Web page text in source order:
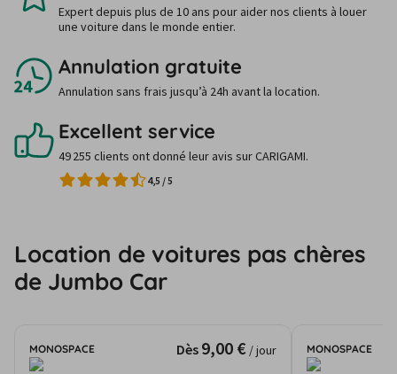
Expert depuis plus de 10 ans pour aider nos clients à louer
une voiture dans le monde entier.
Annulation gratuite
Annulation sans frais jusqu’à 24h avant la location.
Excellent service
49 255 clients ont donné leur avis sur CARIGAMI.
4,5 /5
Location de voitures pas chères
de Jumbo Car
MONOSPACE Dès 9,00 € / jour MONOSPACE